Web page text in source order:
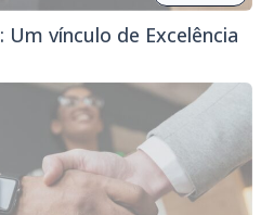
Um vínculo de Excelência